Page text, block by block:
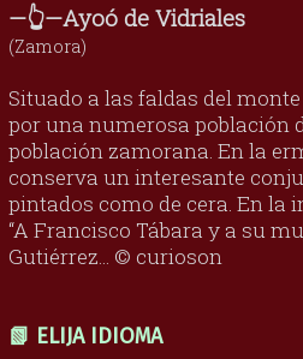
—👆—Ayoó de Vidriales
(Zamora)
Situado a las faldas del
por una numerosa población
población zamorana. En la
conserva un interesante
pintados como de cera. En la
“A Francisco Tábara y a su
Gutiérrez... © curioson
📗 ELIJA IDIOMA